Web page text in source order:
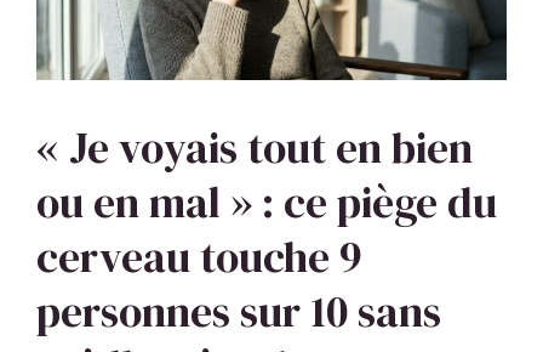
« Je voyais tout en bien
ou en mal » : ce piège du
cerveau touche 9
personnes sur 10 sans